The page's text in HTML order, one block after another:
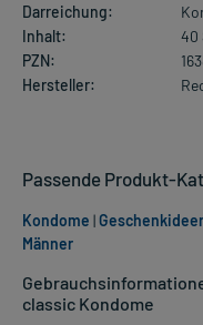
Darreichung:
Inhalt:
40
PZN:
Hersteller:
classic Kondome
Passende Produkt-
Kondome |
Männer